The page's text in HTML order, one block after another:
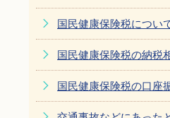
国民健康保険税につい
国民健康保険税の納税
国民健康保険税の口座